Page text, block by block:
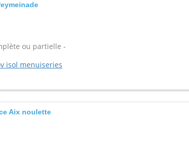
ou partielle -
isol menuiseries
Aix noulette